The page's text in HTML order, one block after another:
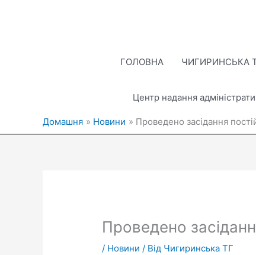
ГОЛОВНА ЧИГИРИНСЬКА
Центр надання
Домашня Новини Проведено засідання
Проведено
/ Новини / Від Чигиринська ТГ